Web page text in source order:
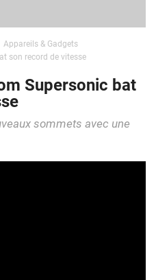
Appareils & Gadgets
son record de vitesse
Supersonic bat
sommets avec une